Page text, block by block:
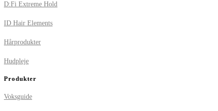
D:Fi Extreme Hold
ID Hair Elements
Hårprodukter
Hudpleje
Produkter
Voksguide